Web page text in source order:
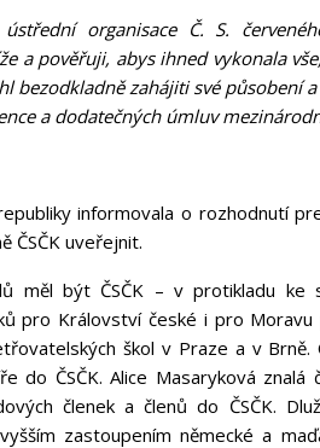
ústřední organisace Č. S.
a pověřuji, abys ihned vykonala
bezodkladně zahájiti své působení
a dodatečných úmluv
informovala o rozhodnutí
ČSČK uveřejnit.
měl být ČSČK – v protikladu
pro Království české i pro
škol v Praze a v
do ČSČK. Alice Masaryková znalá
členek a členů do ČSČK.
zastoupením německé a